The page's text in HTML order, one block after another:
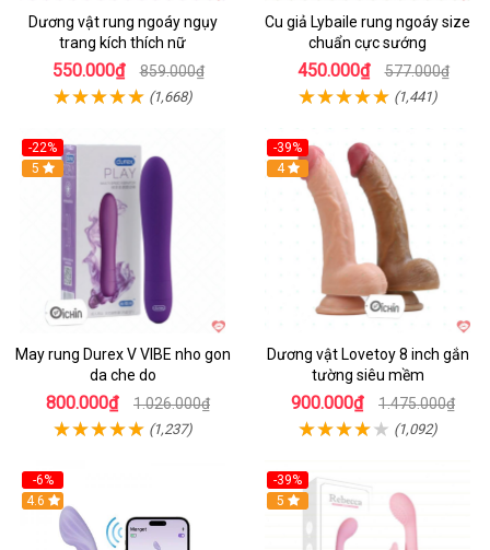
Dương vật rung ngoáy ngụy
trang kích thích nữ
550.000₫ 859.000₫
(1,668)
Cu giả Lybaile rung ngoáy size
chuẩn cực sướng
450.000₫ 577.000₫
(1,441)
-22%
Hot
5
May rung Durex V VIBE nho gon
da che do
800.000₫ 1.026.000₫
(1,237)
-39%
Hot
4
Dương vật Lovetoy 8 inch gắn
tường siêu mềm
900.000₫ 1.475.000₫
(1,092)
-6%
4.6
-39%
Hot
5